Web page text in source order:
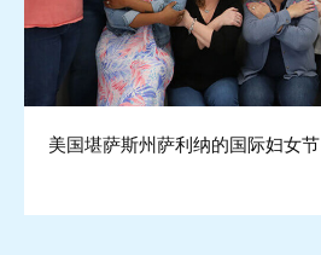
美国堪萨斯州萨利纳的国际妇女节